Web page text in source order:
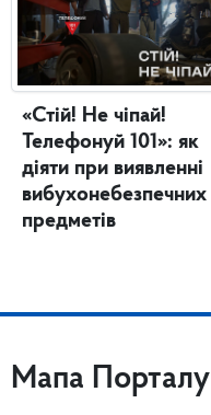
«Стій! Не чіпай!
Телефонуй 101»: як
діяти при виявленні
вибухонебезпечних
предметів
Мапа Порталу